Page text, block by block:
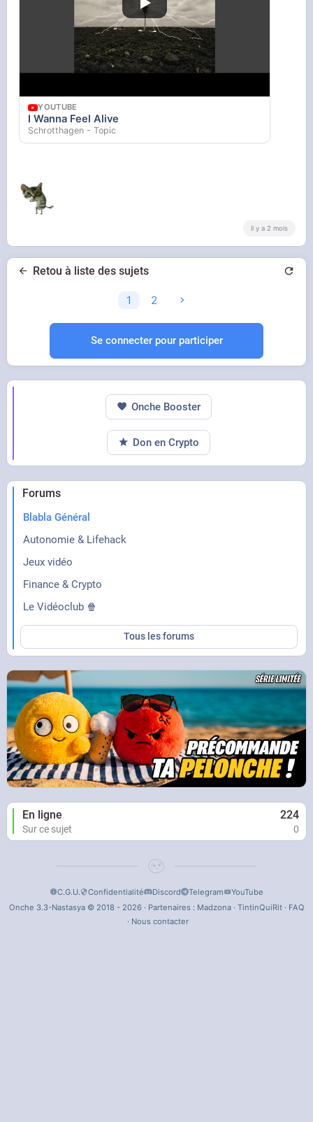
YOUTUBE
I Wanna Feel Alive
Schrotthagen - Topic
il y a 2 mois
Retou à liste des sujets
1 2
Se connecter pour participer
Forums
Blabla Général
Autonomie & Lifehack
Jeux vidéo
Finance & Crypto
Le Vidéoclub 🍿
Tous les forums
En ligne 224
Sur ce sujet 0
Onche Booster
Don en Crypto
C.G.U. Confidentialité Discord Telegram
YouTube
Onche 3.3-Nastasya © 2018 - 2026 · Partenaires : Madzona· TintinQuiRit· FAQ
· Nous contacter